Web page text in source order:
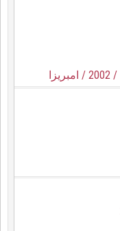
/ 2002
/ امبريزا